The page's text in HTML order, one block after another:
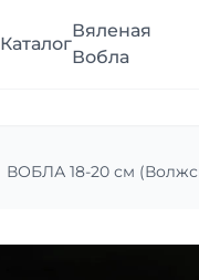
Каталог
Вяленая
Вобла
ВОБЛА 18-20 см